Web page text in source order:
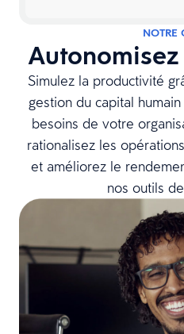
NOTRE
Simulez la productivité
gestion du capital
besoins de votre
rationalisez les
et améliorez le
nos outils